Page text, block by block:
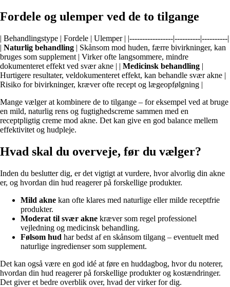
Fordele og ulemper ved de to tilgange
| Behandlingstype | Fordele | Ulemper | |-----------------|----------|----------|
| Naturlig behandling | Skånsom mod huden, færre bivirkninger, kan
bruges som supplement | Virker ofte langsommere, mindre
dokumenteret effekt ved svær akne | | Medicinsk behandling |
Hurtigere resultater, veldokumenteret effekt, kan behandle svær akne |
Risiko for bivirkninger, kræver ofte recept og lægeopfølgning |
Mange vælger at kombinere de to tilgange – for eksempel ved at bruge
en mild, naturlig rens og fugtighedscreme sammen med en
receptpligtig creme mod akne. Det kan give en god balance mellem
effektivitet og hudpleje.
Hvad skal du overveje, før du vælger?
Inden du beslutter dig, er det vigtigt at vurdere, hvor alvorlig din akne
er, og hvordan din hud reagerer på forskellige produkter.
Mild akne kan ofte klares med naturlige eller milde receptfrie
produkter.
Moderat til svær akne kræver som regel professionel
vejledning og medicinsk behandling.
Følsom hud har bedst af en skånsom tilgang – eventuelt med
naturlige ingredienser som supplement.
Det kan også være en god idé at føre en huddagbog, hvor du noterer,
hvordan din hud reagerer på forskellige produkter og kostændringer.
Det giver et bedre overblik over, hvad der virker for dig.